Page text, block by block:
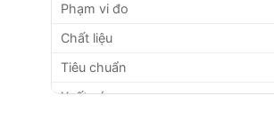
Phạm vi đo
Chất liệu
Tiêu chuẩn
Xuất xứ